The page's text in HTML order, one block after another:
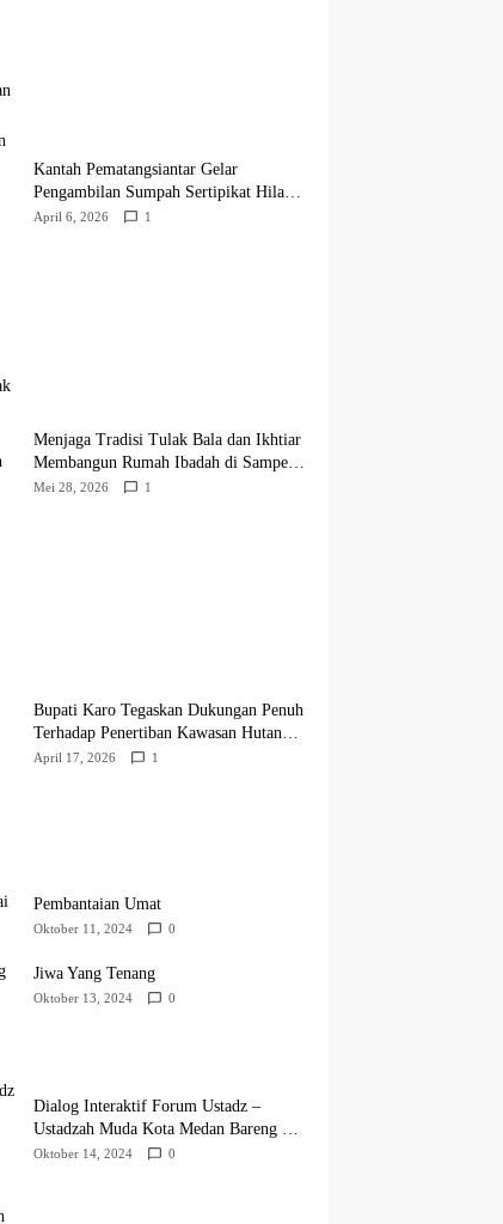
Kantah Pematangsiantar Gelar
Pengambilan Sumpah Sertipikat Hilang,
Perkuat Kepastian Hukum Pertanahan
April 6, 2026 1
Menjaga Tradisi Tulak Bala dan Ikhtiar
Membangun Rumah Ibadah di Sampean
Barat
Mei 28, 2026 1
Bupati Karo Tegaskan Dukungan Penuh
Terhadap Penertiban Kawasan Hutan
oleh Pemerintah Pusat
April 17, 2026 1
Pembantaian Umat
Oktober 11, 2024 0
Jiwa Yang Tenang
Oktober 13, 2024 0
Dialog Interaktif Forum Ustadz –
Ustadzah Muda Kota Medan Bareng H.
Hidayatullah
Oktober 14, 2024 0